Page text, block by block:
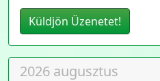
Küldjön Üzenetet!
2026 augusztus